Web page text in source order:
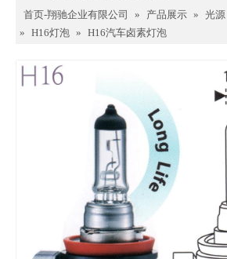
首页-翔驰企业有限公司 » 产品展示 » 光源
» H16灯泡 » H16汽车卤素灯泡